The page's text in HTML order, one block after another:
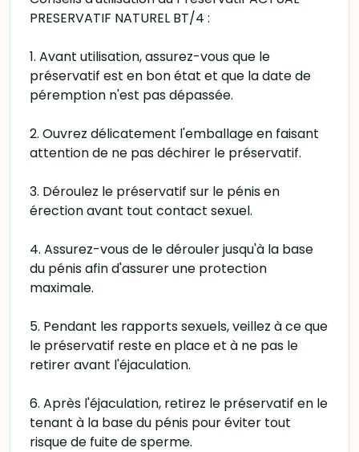
PRESERVATIF NATUREL BT/4 :
1. Avant utilisation, assurez-vous que le
préservatif est en bon état et que la date de
péremption n'est pas dépassée.
2. Ouvrez délicatement l'emballage en faisant
attention de ne pas déchirer le préservatif.
3. Déroulez le préservatif sur le pénis en
érection avant tout contact sexuel.
4. Assurez-vous de le dérouler jusqu'à la base
du pénis afin d'assurer une protection
maximale.
5. Pendant les rapports sexuels, veillez à ce que
le préservatif reste en place et à ne pas le
retirer avant l'éjaculation.
6. Après l'éjaculation, retirez le préservatif en le
tenant à la base du pénis pour éviter tout
risque de fuite de sperme.